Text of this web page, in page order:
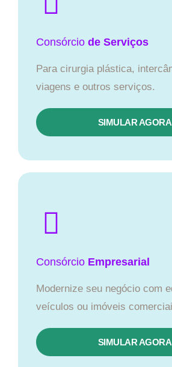
Consórcio de Serviços
Para cirurgia plástica,
viagens e outros serviços.
SIMULAR AGORA
Consórcio Empresarial
Modernize seu negócio com
veículos ou imóveis
SIMULAR AGORA